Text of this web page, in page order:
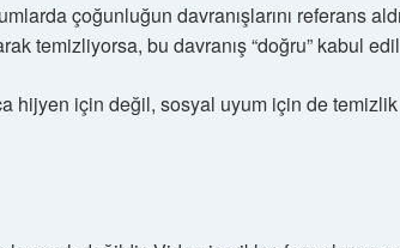
çoğunluğun davranışlarını referans
temizliyorsa, bu davranış “doğru” kabul
hijyen için değil, sosyal uyum için de temizlik